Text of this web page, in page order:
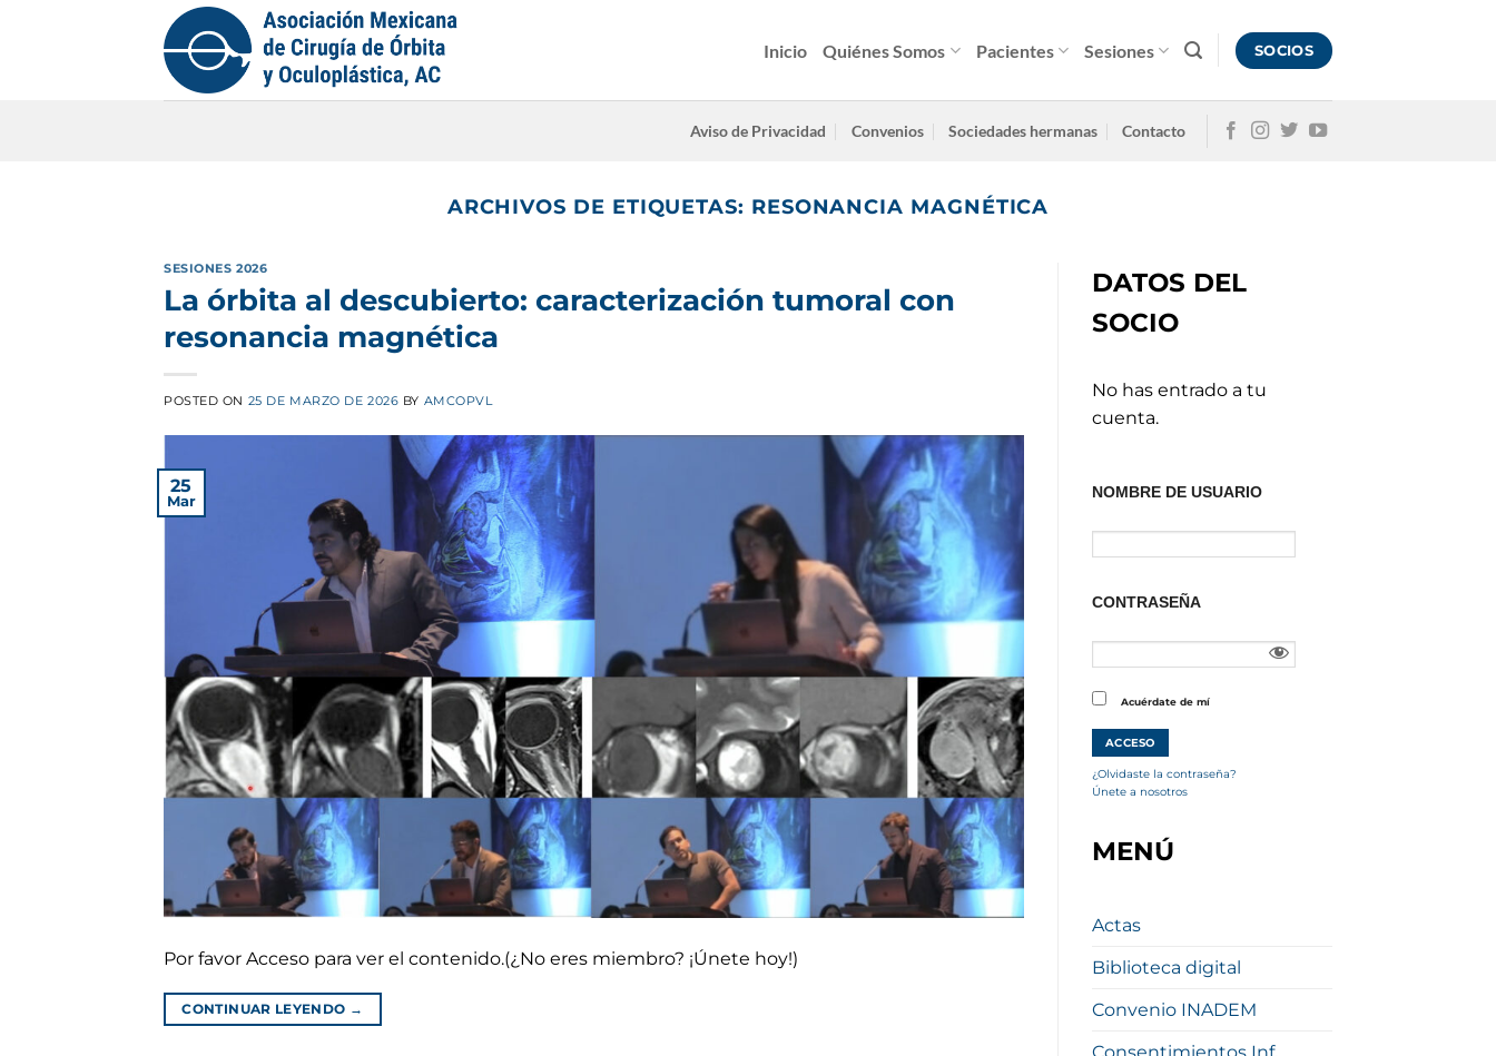
Inicio Quiénes Somos Pacientes Sesiones SOCIOS
Aviso de Privacidad Convenios Sociedades hermanas Contacto
ARCHIVOS DE ETIQUETAS: RESONANCIA MAGNÉTICA
SESIONES 2026
La órbita al descubierto: caracterización tumoral con
resonancia magnética
POSTED ON 25 DE MARZO DE 2026 BY AMCOPVL
25
Mar
Por favor Acceso para ver el contenido.(¿No eres miembro? ¡Únete hoy!)
CONTINUAR LEYENDO →
DATOS DEL
SOCIO
No has entrado a tu
cuenta.
NOMBRE DE USUARIO
CONTRASEÑA
Acuérdate de mí
¿Olvidaste la contraseña?
Únete a nosotros
MENÚ
Actas
Biblioteca digital
Convenio INADEM